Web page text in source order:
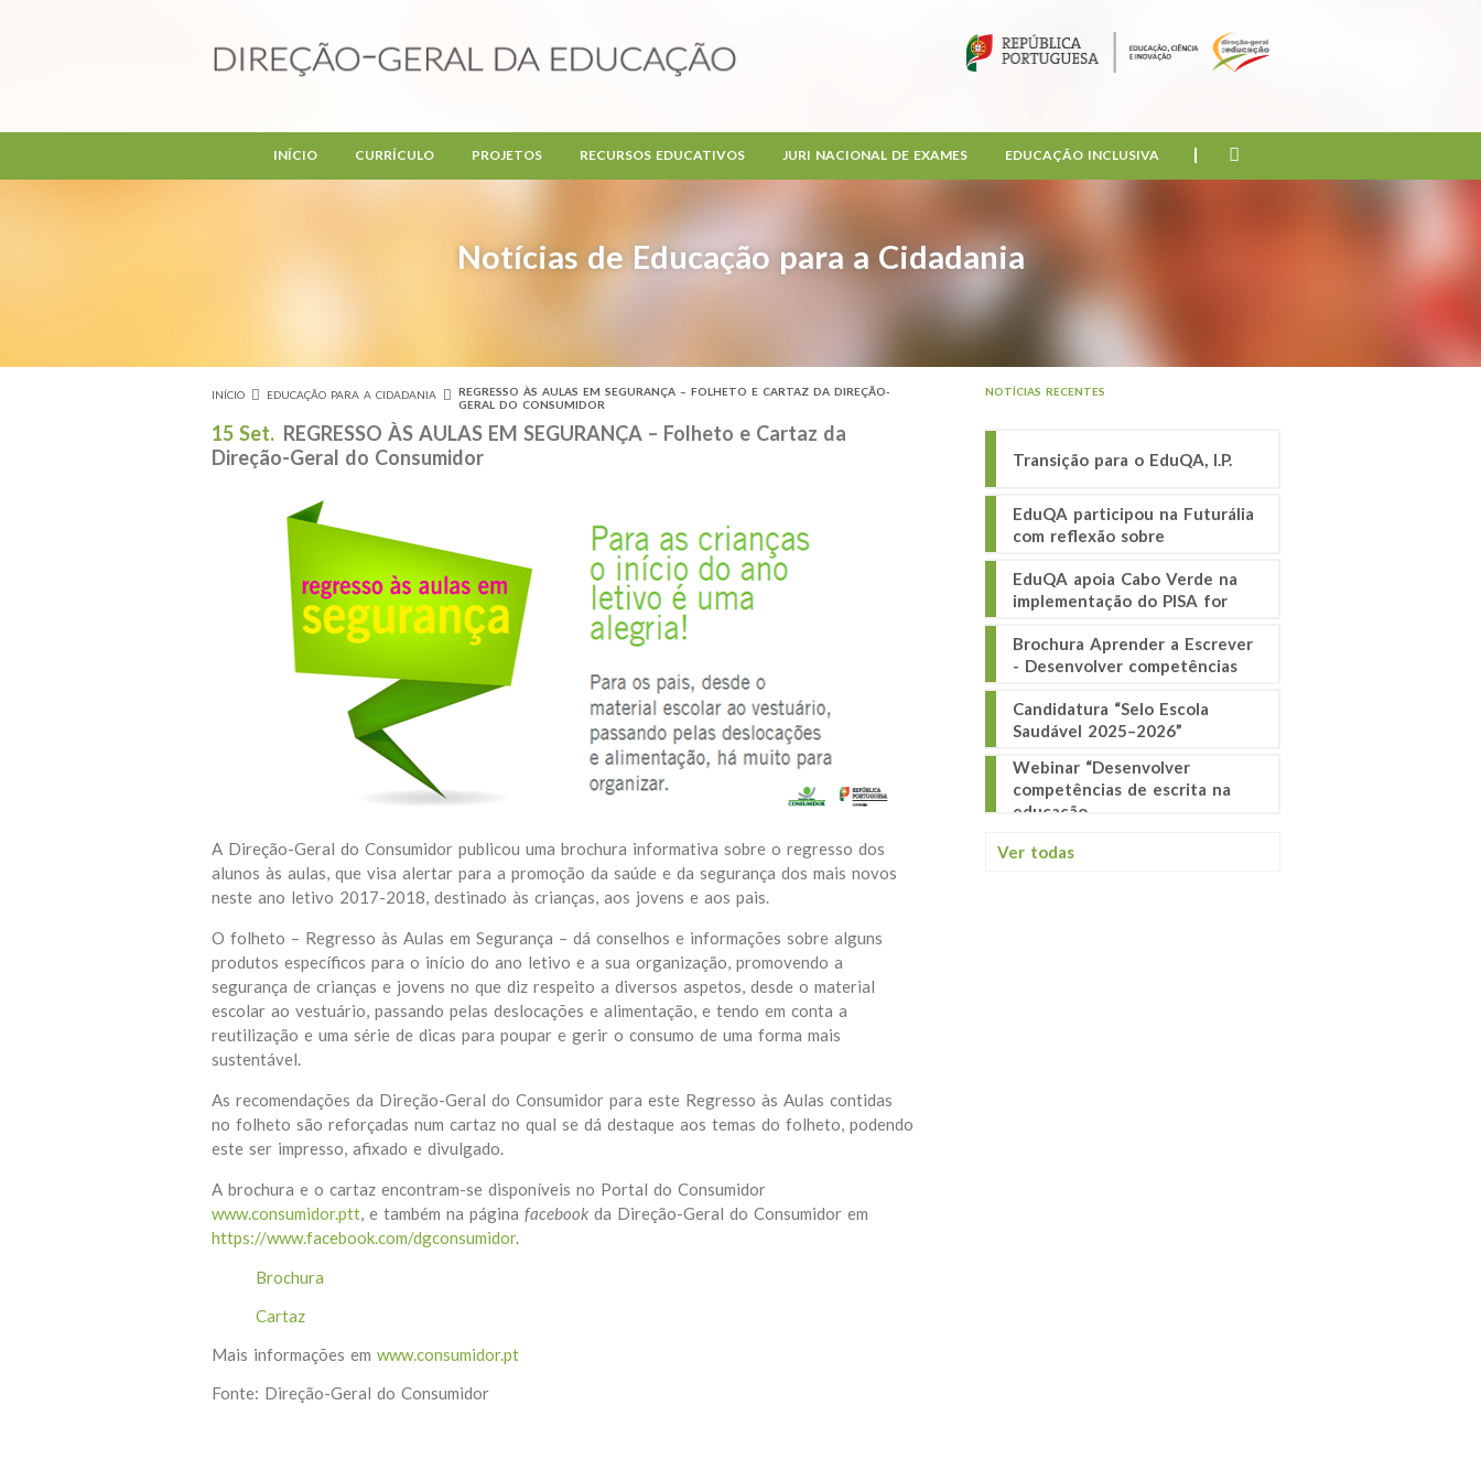
Notícias de Educação para a Cidadania
INÍCIO CURRÍCULO PROJETOS RECURSOS EDUCATIVOS JURI NACIONAL DE EXAMES EDUCAÇÃO INCLUSIVA
Está aqui
INÍCIO EDUCAÇÃO PARA A CIDADANIA
REGRESSO ÀS AULAS EM SEGURANÇA – FOLHETO E CARTAZ DA DIREÇÃO-
GERAL DO CONSUMIDOR
15 Set. REGRESSO ÀS AULAS EM SEGURANÇA – Folheto e Cartaz da
Direção-Geral do Consumidor
A Direção-Geral do Consumidor publicou uma brochura informativa sobre o regresso dos
alunos às aulas, que visa alertar para a promoção da saúde e da segurança dos mais novos
neste ano letivo 2017-2018, destinado às crianças, aos jovens e aos pais.
O folheto – Regresso às Aulas em Segurança – dá conselhos e informações sobre alguns
produtos específicos para o início do ano letivo e a sua organização, promovendo a
segurança de crianças e jovens no que diz respeito a diversos aspetos, desde o material
escolar ao vestuário, passando pelas deslocações e alimentação, e tendo em conta a
reutilização e uma série de dicas para poupar e gerir o consumo de uma forma mais
sustentável.
As recomendações da Direção-Geral do Consumidor para este Regresso às Aulas contidas
no folheto são reforçadas num cartaz no qual se dá destaque aos temas do folheto, podendo
este ser impresso, afixado e divulgado.
A brochura e o cartaz encontram-se disponíveis no Portal do Consumidor
www.consumidor.ptt, e também na página facebook da Direção-Geral do Consumidor em
https://www.facebook.com/dgconsumidor.
Brochura
Cartaz
Mais informações em www.consumidor.pt
Fonte: Direção-Geral do Consumidor
NOTÍCIAS RECENTES
Transição para o EduQA, I.P.
EduQA participou na Futurália
com reflexão sobre
EduQA apoia Cabo Verde na
implementação do PISA for
Brochura Aprender a Escrever
- Desenvolver competências
Candidatura “Selo Escola
Saudável 2025–2026”
Webinar “Desenvolver
competências de escrita na
educação
Ver todas